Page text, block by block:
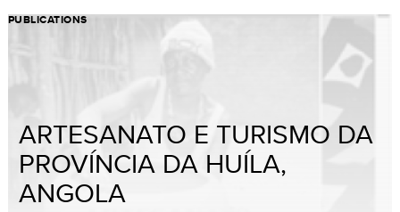
PUBLICATIONS
ARTESANATO E TURISMO DA
PROVÍNCIA DA HUÍLA,
ANGOLA